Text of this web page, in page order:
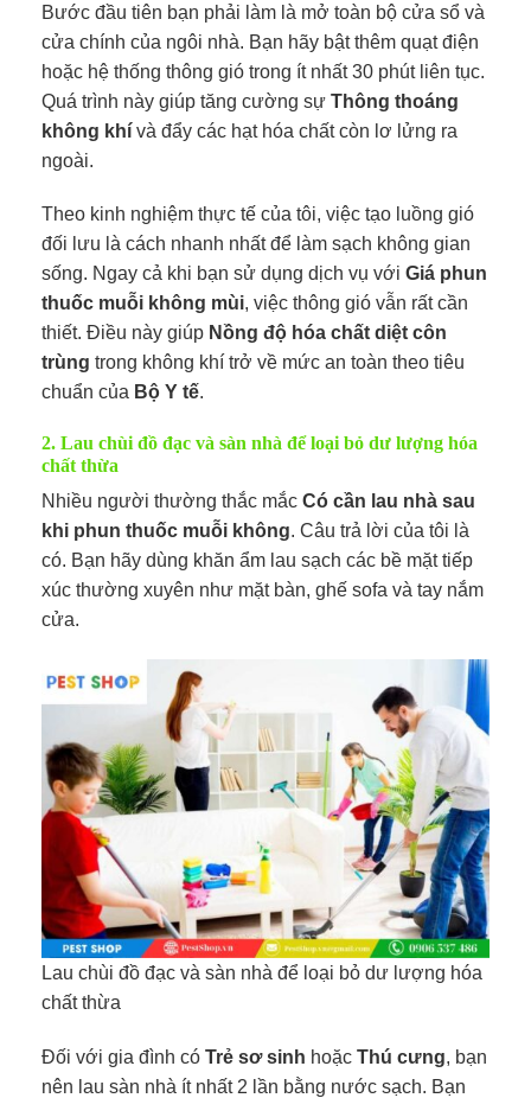
Bước đầu tiên bạn phải làm là mở toàn bộ cửa sổ và
cửa chính của ngôi nhà. Bạn hãy bật thêm quạt điện
hoặc hệ thống thông gió trong ít nhất 30 phút liên tục.
Quá trình này giúp tăng cường sự Thông thoáng
không khí và đẩy các hạt hóa chất còn lơ lửng ra
ngoài.
Theo kinh nghiệm thực tế của tôi, việc tạo luồng gió
đối lưu là cách nhanh nhất để làm sạch không gian
sống. Ngay cả khi bạn sử dụng dịch vụ với Giá phun
thuốc muỗi không mùi, việc thông gió vẫn rất cần
thiết. Điều này giúp Nồng độ hóa chất diệt côn
trùng trong không khí trở về mức an toàn theo tiêu
chuẩn của Bộ Y tế.
2. Lau chùi đồ đạc và sàn nhà để loại bỏ dư lượng hóa
chất thừa
Nhiều người thường thắc mắc Có cần lau nhà sau
khi phun thuốc muỗi không. Câu trả lời của tôi là
có. Bạn hãy dùng khăn ẩm lau sạch các bề mặt tiếp
xúc thường xuyên như mặt bàn, ghế sofa và tay nắm
cửa.
Lau chùi đồ đạc và sàn nhà để loại bỏ dư lượng hóa
chất thừa
Đối với gia đình có Trẻ sơ sinh hoặc Thú cưng, bạn
nên lau sàn nhà ít nhất 2 lần bằng nước sạch. Bạn